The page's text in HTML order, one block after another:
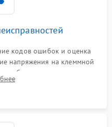
кодов ошибок и оценка
напряжения на клеммной
проблемы с нагревом,
или блокировкой дверцы.